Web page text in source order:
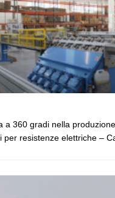
a 360 gradi nella
per resistenze elettriche –